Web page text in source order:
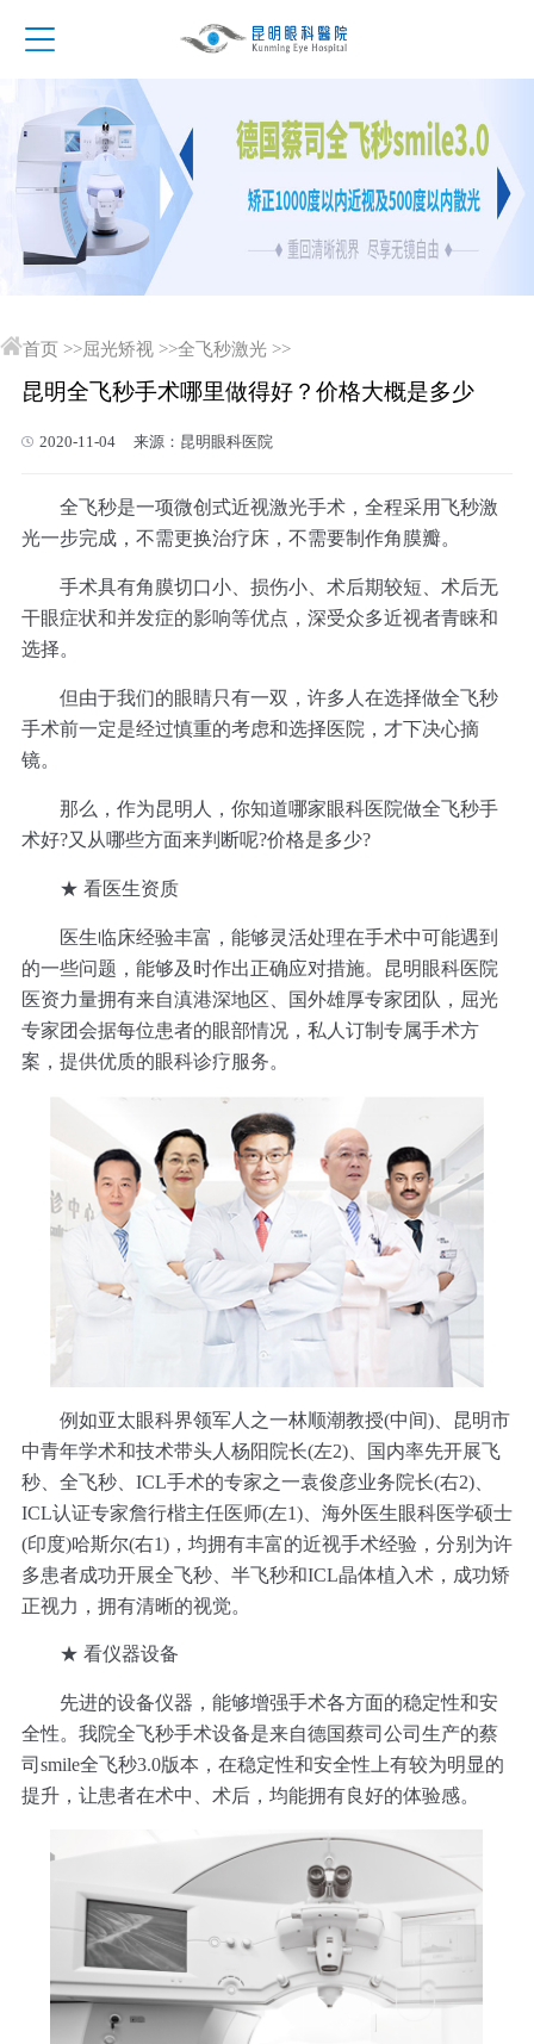
首页 >>屈光矫视 >>全飞秒激光 >>
昆明全飞秒手术哪里做得好？价格大概是多少
2020-11-04 来源：昆明眼科医院
全飞秒是一项微创式近视激光手术，全程采用飞秒激
光一步完成，不需更换治疗床，不需要制作角膜瓣。
手术具有角膜切口小、损伤小、术后期较短、术后无
干眼症状和并发症的影响等优点，深受众多近视者青睐和
选择。
但由于我们的眼睛只有一双，许多人在选择做全飞秒
手术前一定是经过慎重的考虑和选择医院，才下决心摘
镜。
那么，作为昆明人，你知道哪家眼科医院做全飞秒手
术好?又从哪些方面来判断呢?价格是多少?
★ 看医生资质
医生临床经验丰富，能够灵活处理在手术中可能遇到
的一些问题，能够及时作出正确应对措施。昆明眼科医院
医资力量拥有来自滇港深地区、国外雄厚专家团队，屈光
专家团会据每位患者的眼部情况，私人订制专属手术方
案，提供优质的眼科诊疗服务。
例如亚太眼科界领军人之一林顺潮教授(中间)、昆明市
中青年学术和技术带头人杨阳院长(左2)、国内率先开展飞
秒、全飞秒、ICL手术的专家之一袁俊彦业务院长(右2)、
ICL认证专家詹行楷主任医师(左1)、海外医生眼科医学硕士
(印度)哈斯尔(右1)，均拥有丰富的近视手术经验，分别为许
多患者成功开展全飞秒、半飞秒和ICL晶体植入术，成功矫
正视力，拥有清晰的视觉。
★ 看仪器设备
先进的设备仪器，能够增强手术各方面的稳定性和安
全性。我院全飞秒手术设备是来自德国蔡司公司生产的蔡
司smile全飞秒3.0版本，在稳定性和安全性上有较为明显的
提升，让患者在术中、术后，均能拥有良好的体验感。